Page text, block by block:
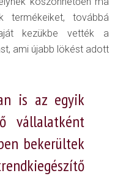
termékeiket, továbbá
kezükbe vették a
ami újabb lökést adott
is az egyik
vállalatként
bekerültek